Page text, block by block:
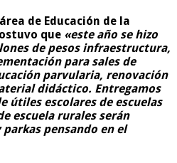
de Educación de la
que «este año se hizo
de pesos infraestructura,
para sales de
parvularia, renovación
didáctico. Entregamos
útiles escolares de escuelas
escuela rurales serán
pensando en el